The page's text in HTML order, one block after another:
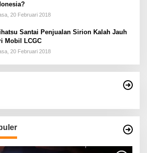
20 Februari 2018
Santai Penjualan Sirion Kalah Jauh
Mobil LCGC
20 Februari 2018